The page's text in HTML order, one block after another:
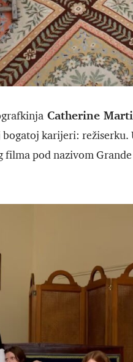
Catherine
karijeri: režiserku.
pod nazivom